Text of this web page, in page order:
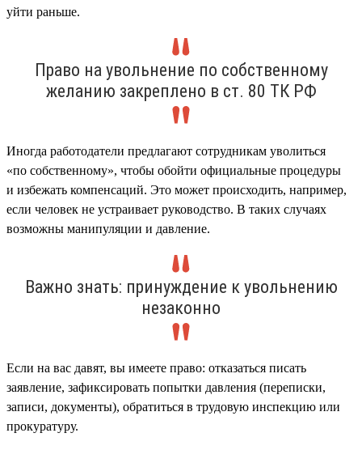
уйти раньше.
Право на увольнение по собственному
желанию закреплено в ст. 80 ТК РФ
Иногда работодатели предлагают сотрудникам уволиться
«по собственному», чтобы обойти официальные процедуры
и избежать компенсаций. Это может происходить, например,
если человек не устраивает руководство. В таких случаях
возможны манипуляции и давление.
Важно знать: принуждение к увольнению
незаконно
Если на вас давят, вы имеете право: отказаться писать
заявление, зафиксировать попытки давления (переписки,
записи, документы), обратиться в трудовую инспекцию или
прокуратуру.